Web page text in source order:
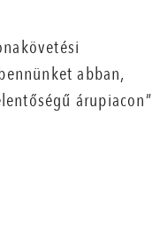
abban,
árupiacon”